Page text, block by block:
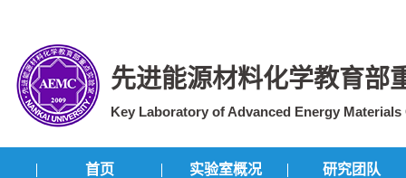
先进能源材料化学教育部
Key Laboratory of Advanced Energy
首页 实验室概况 研究团队